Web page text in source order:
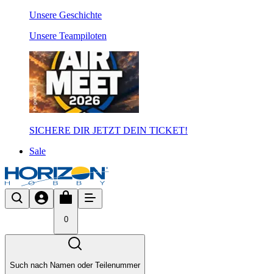
Unsere Geschichte
Unsere Teampiloten
SICHERE DIR JETZT DEIN TICKET!
Sale
0
Such nach Namen oder Teilenummer